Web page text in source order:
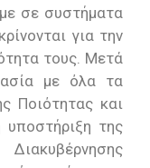
σε συστήματα
για την
τους. Μετά
με όλα τα
Ποιότητας και
υποστήριξη της